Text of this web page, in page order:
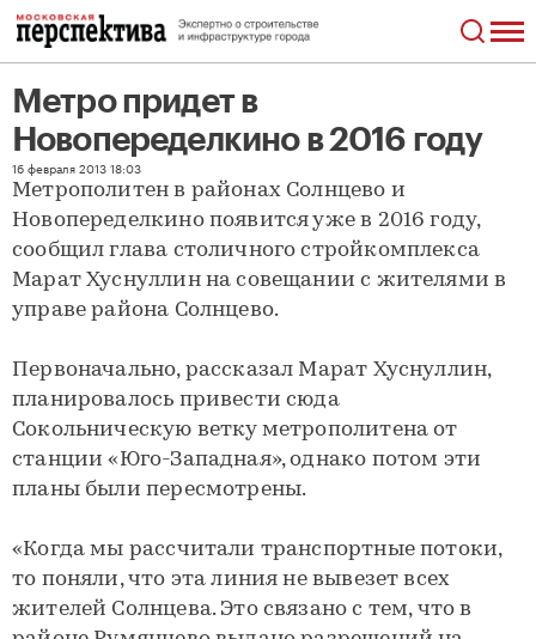
Метро придет в
Новопеределкино в 2016 году
16 февраля 2013 18:03
Метро придет в Новопеределкино в 2016 году
Метрополитен в районах Солнцево и
Новопеределкино появится уже в 2016 году,
сообщил глава столичного стройкомплекса
Марат Хуснуллин на совещании с жителями в
управе района Солнцево.
Первоначально, рассказал Марат Хуснуллин,
планировалось привести сюда
Сокольническую ветку метрополитена от
станции «Юго-Западная», однако потом эти
планы были пересмотрены.
«Когда мы рассчитали транспортные потоки,
то поняли, что эта линия не вывезет всех
жителей Солнцева. Это связано с тем, что в